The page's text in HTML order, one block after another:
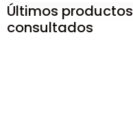
Últimos productos
consultados